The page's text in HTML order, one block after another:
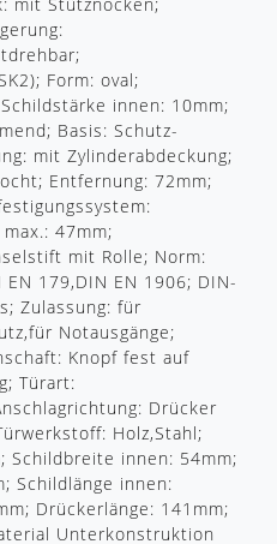
mit Stütznocken;
Form: oval;
innen: 10mm;
Basis: Schutz-
mit Zylinderabdeckung;
Entfernung: 72mm;
47mm;
mit Rolle; Norm:
179,DIN EN 1906; DIN-
Zulassung: für
Notausgänge;
Knopf fest auf
Türart:
Drücker
Holz,Stahl;
Schildbreite innen: 54mm;
Schildlänge innen:
Drückerlänge: 141mm;
Unterkonstruktion